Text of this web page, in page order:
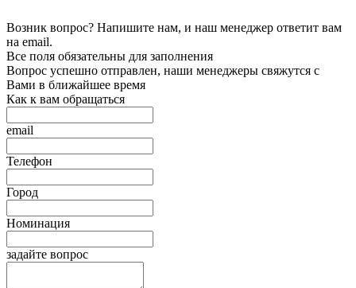
Возник вопрос? Напишите нам, и наш менеджер ответит вам
на email.
Все поля обязательны для заполнения
Вопрос успешно отправлен, наши менеджеры свяжутся с
Вами в ближайшее время
Как к вам обращаться
email
Телефон
Город
Номинация
задайте вопрос